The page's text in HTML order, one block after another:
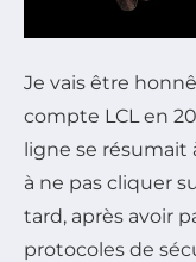
Je vais être
compte LCL en
ligne se résumait
à ne pas cliquer
tard, après avoir
protocoles de